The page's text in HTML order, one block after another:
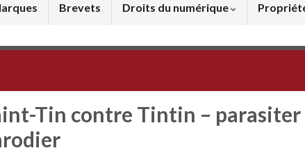
Brevets Droits du numérique
Tin contre Tintin – parasiter